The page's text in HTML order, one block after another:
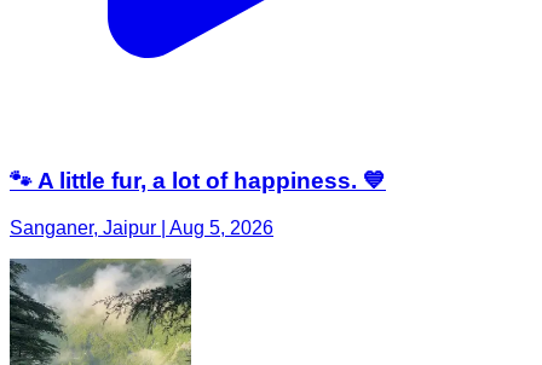
🐾 A little fur, a lot of happiness. 💙
Sanganer, Jaipur | Aug 5, 2026